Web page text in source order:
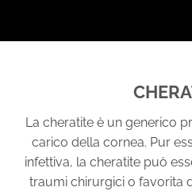
La cheratite è un generico
carico della cornea. Pur
infettiva, la cheratite può
traumi chirurgici o favorita